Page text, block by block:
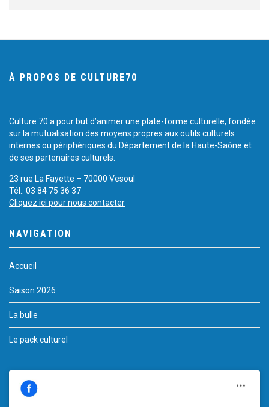
À PROPOS DE CULTURE70
Culture 70 a pour but d’animer une plate-forme culturelle, fondée
sur la mutualisation des moyens propres aux outils culturels
internes ou périphériques du Département de la Haute-Saône et
de ses partenaires culturels.
23 rue La Fayette – 70000 Vesoul
Tél.: 03 84 75 36 37
Cliquez ici pour nous contacter
NAVIGATION
Accueil
Saison 2026
La bulle
Le pack culturel